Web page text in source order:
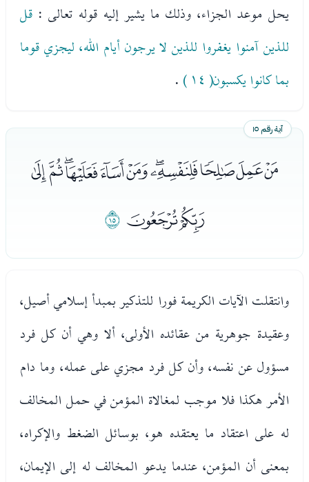
يحل موعد الجزاء، وذلك ما يشير إليه قوله تعالى : قل
للذين آمنوا يغفروا للذين لا يرجون أيام الله، ليجزي قوما
بما كانوا يكسبون( ١٤ )
.
آية رقم ١٥
ﭠﭡﭢﭣﭤﭥﭦﭧﭨﭩﭪ
ﭫﭬﭭ
وانتقلت الآيات الكريمة فورا للتذكير بمبدأ إسلامي أصيل،
وعقيدة جوهرية من عقائده الأولى، ألا وهي أن كل فرد
مسؤول عن نفسه، وأن كل فرد مجزي على عمله، وما دام
الأمر هكذا فلا موجب لمغالاة المؤمن في حمل المخالف
له على اعتقاد ما يعتقده هو، بوسائل الضغط والإكراه،
بمعنى أن المؤمن، عندما يدعو المخالف له إلى الإيمان،